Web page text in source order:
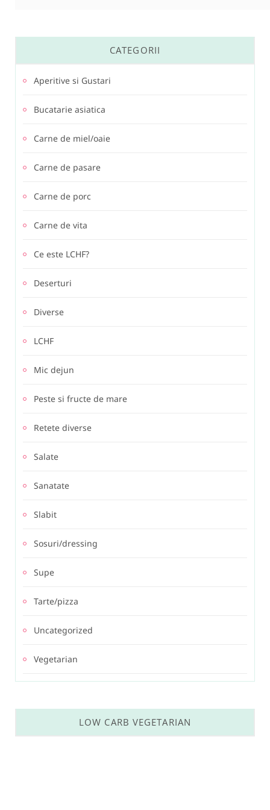
CATEGORII
Aperitive si Gustari
Bucatarie asiatica
Carne de miel/oaie
Carne de pasare
Carne de porc
Carne de vita
Ce este LCHF?
Deserturi
Diverse
LCHF
Mic dejun
Peste si fructe de mare
Retete diverse
Salate
Sanatate
Slabit
Sosuri/dressing
Supe
Tarte/pizza
Uncategorized
Vegetarian
LOW CARB VEGETARIAN